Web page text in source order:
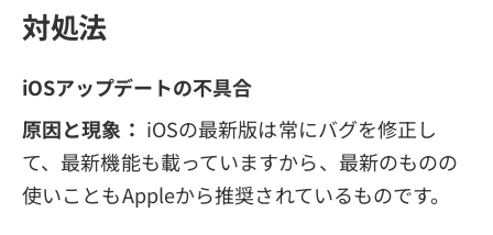
対処法
iOSアップデートの不具合
原因と現象： iOSの最新版は常にバグを修正し
て、最新機能も載っていますから、最新のものの
使いこともAppleから推奨されているものです。